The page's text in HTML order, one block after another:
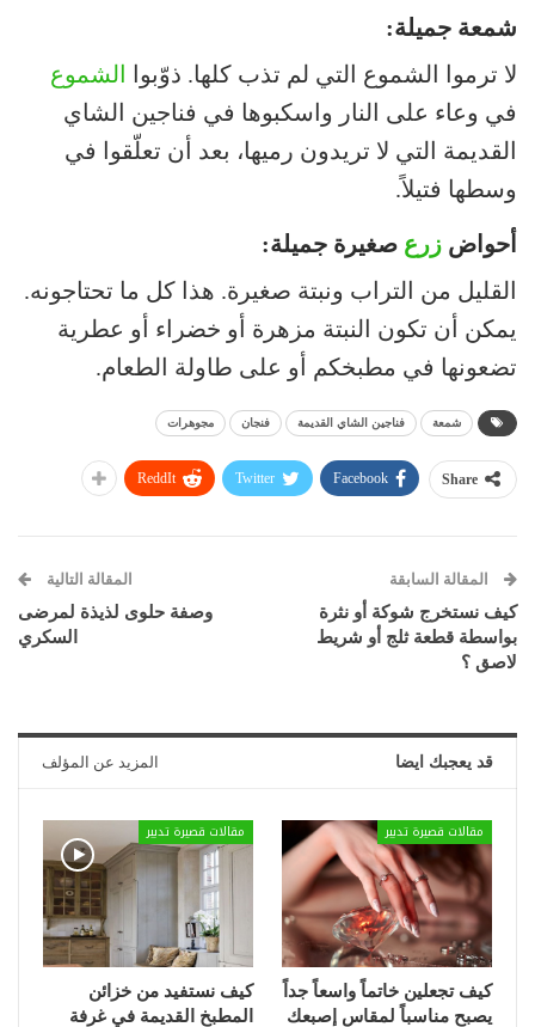
شمعة جميلة:
لا ترموا الشموع التي لم تذب كلها. ذوّبوا الشموع
في وعاء على النار واسكبوها في فناجين الشاي
القديمة التي لا تريدون رميها، بعد أن تعلّقوا في
وسطها فتيلاً.
أحواض زرع صغيرة جميلة:
القليل من التراب ونبتة صغيرة. هذا كل ما تحتاجونه.
يمكن أن تكون النبتة مزهرة أو خضراء أو عطرية
تضعونها في مطبخكم أو على طاولة الطعام.
شمعة فناجين الشاي القديمة فنجان مجوهرات
Share
Facebook
Twitter
ReddIt
المقالة السابقة
كيف نستخرج شوكة أو نثرة
بواسطة قطعة ثلج أو شريط
لاصق ؟
المقالة التالية
وصفة حلوى لذيذة لمرضى
السكري
قد يعجبك ايضا المزيد عن المؤلف
مقالات قصيرة تدبير
كيف تجعلين خاتماً واسعاً جداً
يصبح مناسباً لمقاس إصبعك
مقالات قصيرة تدبير
كيف نستفيد من خزائن
المطبخ القديمة في غرفة